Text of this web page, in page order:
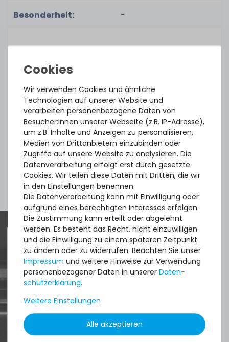
Besonderheit: -
Teilenummer(n):
Part No.:
0TS1841
Optional Part No.:
SDLC2CLR-016T-3NA1
Zustand:
gebraucht, sehr gut
Lieferumfang:
1x Disk
Quick shipment for heavy-weigth servers
an perfect state of the machines. Also
great paying options and Euro VAT
managing.
Wir verwenden Cookies und ähnliche
Technologien auf unserer Website und
verarbeiten personenbezogene Daten von
Besucher:innen unserer Webseite (z.B. IP-Adresse),
um z.B. Inhalte und Anzeigen zu personalisieren,
Medien von Drittanbietern einzubinden oder
Zugriffe auf unsere Website zu analysieren. Die
Datenverarbeitung erfolgt erst durch gesetzte
Cookies. Wir teilen diese Daten mit Dritten, die wir
in den Einstellungen benennen.
Die Datenverarbeitung kann mit Einwilligung oder
aufgrund eines berechtigten Interesses erfolgen.
Die Zustimmung kann erteilt oder abgelehnt
werden. Es besteht das Recht, nicht einzuwilligen
und die Einwilligung zu einem späteren Zeitpunkt
zu ändern oder zu widerrufen. Beachten Sie unser
Impressum und weitere Hinweise zur Verwendung
personenbezogener Daten in unserer Daten­
schutz­erklärung.
Weitere Einstellungen
Alle akzeptieren